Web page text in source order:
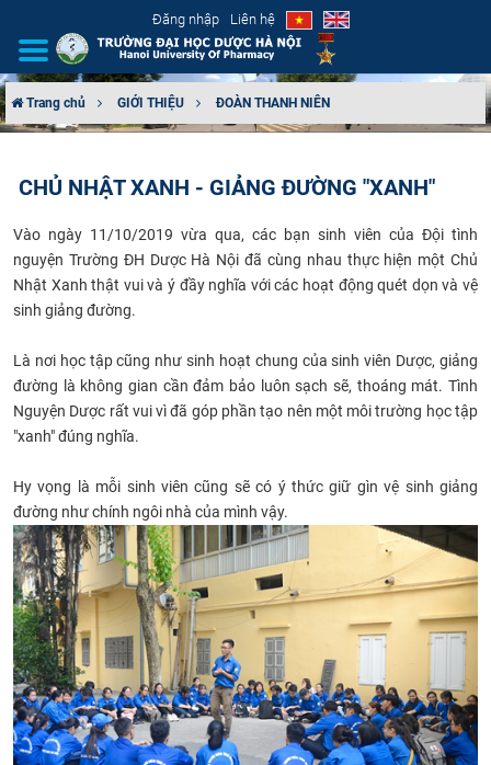
Đăng nhập Liên hệ
CƠ CẤU TỔ CHỨC
TUYỂN SINH
ĐÀO TẠO
ĐẢM BẢO CHẤT LƯỢNG
KHOA HỌC CÔNG NGHỆ
CỰU NGƯỜI HỌC
Trang chủ GIỚI THIỆU ĐOÀN THANH NIÊN
CHỦ NHẬT XANH - GIẢNG ĐƯỜNG "XANH"
Vào ngày 11/10/2019 vừa qua, các bạn sinh viên của Đội tình
nguyện Trường ĐH Dược Hà Nội đã cùng nhau thực hiện một Chủ
Nhật Xanh thật vui và ý đầy nghĩa với các hoạt động quét dọn và vệ
sinh giảng đường.
Là nơi học tập cũng như sinh hoạt chung của sinh viên Dược, giảng
đường là không gian cần đảm bảo luôn sạch sẽ, thoáng mát. Tình
Nguyện Dược rất vui vì đã góp phần tạo nên một môi trường học tập
"xanh" đúng nghĩa.
Hy vọng là mỗi sinh viên cũng sẽ có ý thức giữ gìn vệ sinh giảng
đường như chính ngôi nhà của mình vậy.